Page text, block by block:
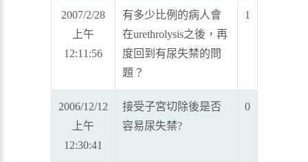
2007/2/28
上午
12:11:56
有多少比例的病人會
在urethrolysis之後，再
度回到有尿失禁的問
題？
1
2006/12/12
上午
12:30:41
接受子宮切除後是否
容易尿失禁?
0